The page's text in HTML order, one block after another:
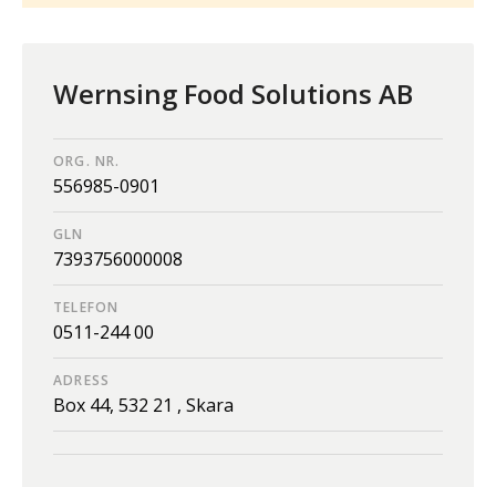
Wernsing Food Solutions AB
ORG. NR.
556985-0901
GLN
7393756000008
TELEFON
0511-244 00
ADRESS
Box 44, 532 21 , Skara